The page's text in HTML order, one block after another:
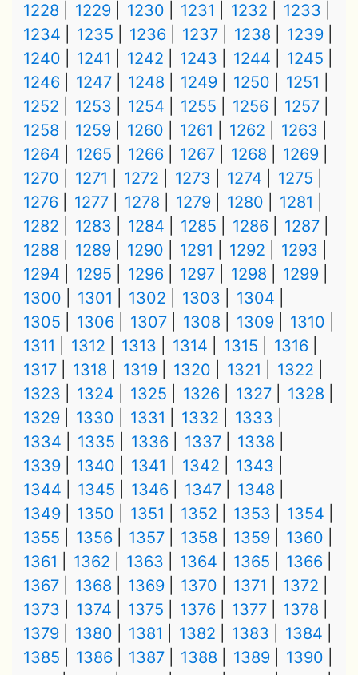
1228
1229 1230 1231 1232
1233
1234
1235 1236 1237 1238
1239
1240
1241 1242 1243 1244
1245
1246
1247 1248 1249 1250
1251
1252
1253 1254 1255 1256
1257
1258
1259 1260 1261 1262
1263
1264
1265 1266 1267 1268
1269
1270
1271 1272 1273 1274
1275
1276
1277 1278 1279 1280
1281
1282
1283 1284 1285 1286
1287
1288
1289 1290 1291 1292
1293
1294
1295 1296 1297 1298
1299
1300
1301 1302 1303
1304
1305
1306 1307 1308 1309
1310
1311
1312 1313 1314 1315
1316
1317
1318 1319 1320 1321
1322
1323
1324 1325 1326 1327
1328
1329
1330 1331 1332
1333
1334
1335 1336 1337
1338
1339
1340 1341 1342
1343
1344
1345 1346 1347
1348
1349
1350 1351 1352 1353
1354
1355
1356 1357 1358 1359
1360
1361
1362 1363 1364 1365
1366
1367
1368 1369 1370 1371
1372
1373
1374 1375 1376 1377
1378
1379
1380 1381 1382 1383
1384
1385
1386 1387 1388 1389
1390